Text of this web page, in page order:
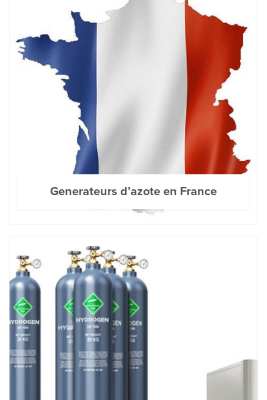
Generateurs d’azote en France